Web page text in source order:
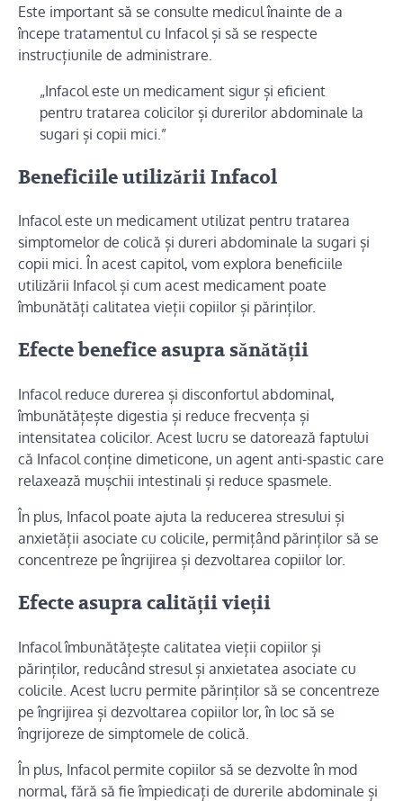
Este important să se consulte medicul înainte de a
începe tratamentul cu Infacol și să se respecte
instrucțiunile de administrare.
„Infacol este un medicament sigur și eficient
pentru tratarea colicilor și durerilor abdominale la
sugari și copii mici.”
Beneficiile utilizării Infacol
Infacol este un medicament utilizat pentru tratarea
simptomelor de colică și dureri abdominale la sugari și
copii mici. În acest capitol, vom explora beneficiile
utilizării Infacol și cum acest medicament poate
îmbunătăți calitatea vieții copiilor și părinților.
Efecte benefice asupra sănătății
Infacol reduce durerea și disconfortul abdominal,
îmbunătățește digestia și reduce frecvența și
intensitatea colicilor. Acest lucru se datorează faptului
că Infacol conține dimeticone, un agent anti-spastic care
relaxează mușchii intestinali și reduce spasmele.
În plus, Infacol poate ajuta la reducerea stresului și
anxietății asociate cu colicile, permițând părinților să se
concentreze pe îngrijirea și dezvoltarea copiilor lor.
Efecte asupra calității vieții
Infacol îmbunătățește calitatea vieții copiilor și
părinților, reducând stresul și anxietatea asociate cu
colicile. Acest lucru permite părinților să se concentreze
pe îngrijirea și dezvoltarea copiilor lor, în loc să se
îngrijoreze de simptomele de colică.
În plus, Infacol permite copiilor să se dezvolte în mod
normal, fără să fie împiedicați de durerile abdominale și